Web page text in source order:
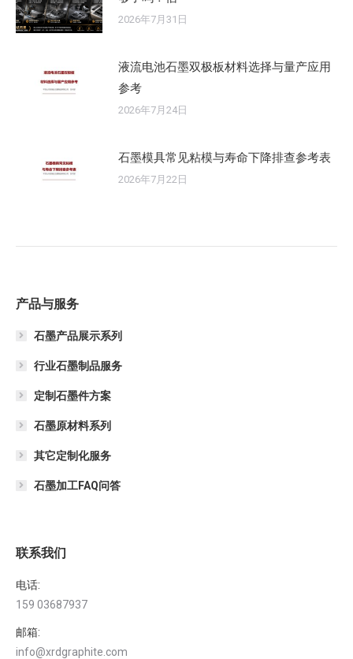
2026年7月31日
液流电池石墨双极板材料选择与量产应用
参考
2026年7月24日
石墨模具常见粘模与寿命下降排查参考表
2026年7月22日
产品与服务
石墨产品展示系列
行业石墨制品服务
定制石墨件方案
石墨原材料系列
其它定制化服务
石墨加工FAQ问答
联系我们
电话:
159 03687937
邮箱:
info@xrdgraphite.com